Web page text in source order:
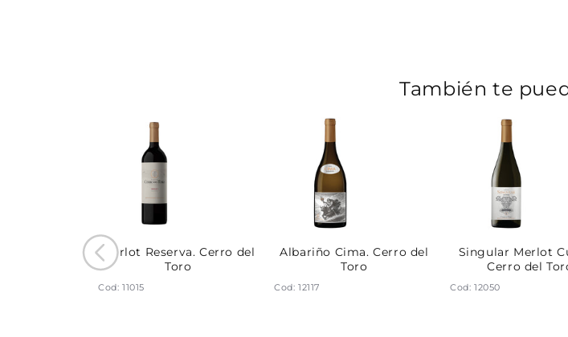
También te
Merlot Reserva. Cerro del
Toro
Cod: 11015
Albariño Cima. Cerro del
Toro
Cod: 12117
Singular Merlot
Cerro del
Cod: 12050